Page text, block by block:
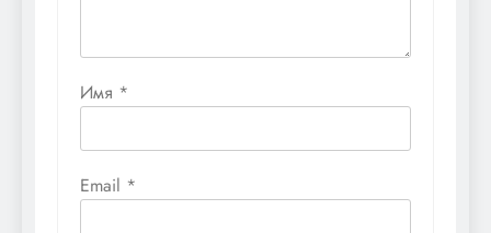
Имя *
Email *